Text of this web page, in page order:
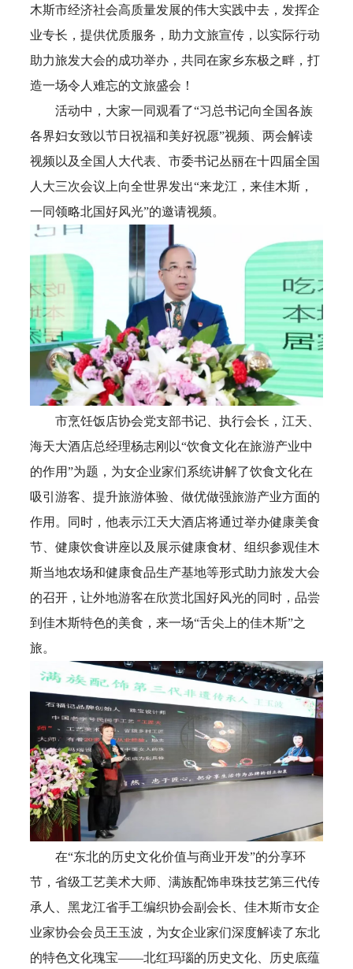
木斯市经济社会高质量发展的伟大实践中去，发挥企
业专长，提供优质服务，助力文旅宣传，以实际行动
助力旅发大会的成功举办，共同在家乡东极之畔，打
造一场令人难忘的文旅盛会！
活动中，大家一同观看了“习总书记向全国各族
各界妇女致以节日祝福和美好祝愿”视频、两会解读
视频以及全国人大代表、市委书记丛丽在十四届全国
人大三次会议上向全世界发出“来龙江，来佳木斯，
一同领略北国好风光”的邀请视频。
市烹饪饭店协会党支部书记、执行会长，江天、
海天大酒店总经理杨志刚以“饮食文化在旅游产业中
的作用”为题，为女企业家们系统讲解了饮食文化在
吸引游客、提升旅游体验、做优做强旅游产业方面的
作用。同时，他表示江天大酒店将通过举办健康美食
节、健康饮食讲座以及展示健康食材、组织参观佳木
斯当地农场和健康食品生产基地等形式助力旅发大会
的召开，让外地游客在欣赏北国好风光的同时，品尝
到佳木斯特色的美食，来一场“舌尖上的佳木斯”之
旅。
在“东北的历史文化价值与商业开发”的分享环
节，省级工艺美术大师、满族配饰串珠技艺第三代传
承人、黑龙江省手工编织协会副会长、佳木斯市女企
业家协会会员王玉波，为女企业家们深度解读了东北
的特色文化瑰宝——北红玛瑙的历史文化、历史底蕴